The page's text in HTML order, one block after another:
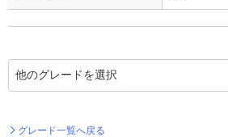
グレード一覧へ戻る